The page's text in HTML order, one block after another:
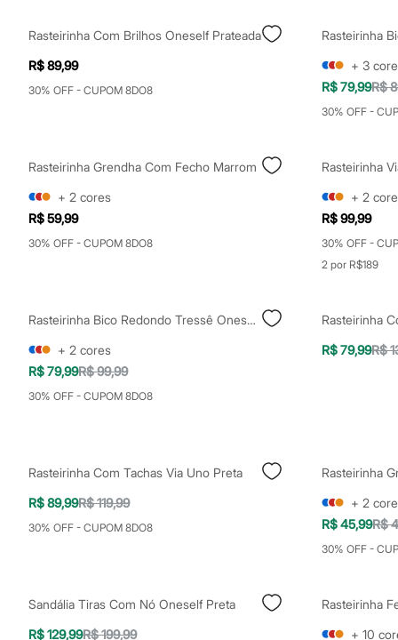
Moda esportiva
Blusas
Calçados
Calcinhas
Meias
Pijamas
Sutiãs e Tops
Moda praia
Plus size
Blusas e Camisetas
Calças
Casacos e Jaquetas
Jeans
Moda esportiva
Em alta
Inverno
Roupas
Camisetas e Regatas
Casacos e Jaquetas
Jeans
Rasteirinha Com Brilhos Oneself Prateada
R$ 89,99
30% OFF - CUPOM 8DO8
+ 3
R$ 79,99R$
30% OFF -
Rasteirinha Grendha Com Fecho Marrom
+ 2 cores
R$ 59,99
30% OFF - CUPOM 8DO8
Rasteirinha
+ 2
R$ 99,99
30% OFF -
2 por R$189
Rasteirinha Bico Redondo Tressê Oneself Marrom
+ 2 cores
R$ 79,99R$ 99,99
30% OFF - CUPOM 8DO8
Rasteirinha
R$ 79,99R$
Rasteirinha Com Tachas Via Uno Preta
R$ 89,99R$ 119,99
30% OFF - CUPOM 8DO8
Rasteirinha
+ 2
R$ 45,99R$
30% OFF -
Sandália Tiras Com Nó Oneself Preta
R$ 129,99R$ 199,99
+ 10